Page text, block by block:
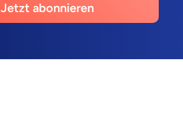
Jetzt abonnieren